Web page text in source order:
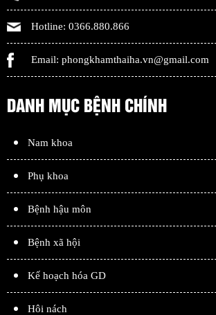
Hotline: 0366.880.866
Email: phongkhamthaiha.vn@gmail.com
DANH MỤC BỆNH CHÍNH
Nam khoa
Phụ khoa
Bệnh hậu môn
Bệnh xã hội
Kế hoạch hóa GD
Hôi nách